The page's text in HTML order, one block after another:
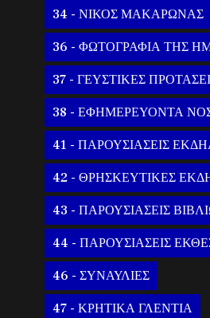
34 - ΝΙΚΟΣ ΜΑΚΑΡΩΝΑΣ
36 - ΦΩΤΟΓΡΑΦΙΑ ΤΗΣ
37 - ΓΕΥΣΤΙΚΕΣ
38 - ΕΦΗΜΕΡΕΥΟΝΤΑ
41 - ΠΑΡΟΥΣΙΑΣΕΙΣ
42 - ΘΡΗΣΚΕΥΤΙΚΕΣ
43 - ΠΑΡΟΥΣΙΑΣΕΙΣ
44 - ΠΑΡΟΥΣΙΑΣΕΙΣ
46 - ΣΥΝΑΥΛΙΕΣ
47 - ΚΡΗΤΙΚΑ ΓΛΕΝΤΙΑ